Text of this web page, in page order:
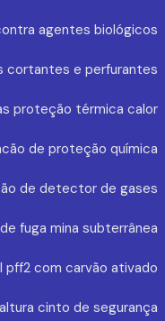
agentes biológicos
cortantes e perfurantes
proteção térmica calor
de proteção química
de detector de gases
fuga mina subterrânea
pff2 com carvão ativado
cinto de segurança